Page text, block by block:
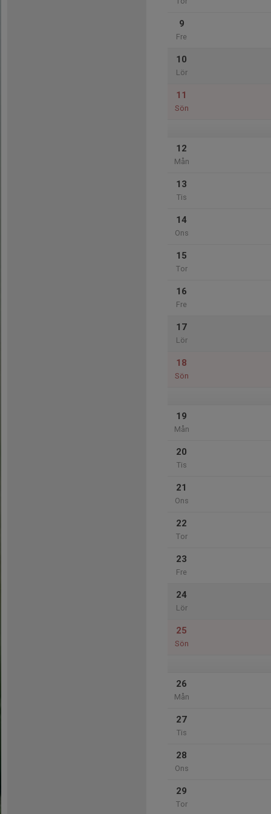
9
Fre
10
Lör
11
Sön
12
Mån
13
Tis
14
Ons
15
Tor
16
Fre
17
Lör
18
Sön
19
Mån
20
Tis
21
Ons
22
Tor
23
Fre
24
Lör
25
Sön
26
Mån
27
Tis
28
Ons
29
Tor